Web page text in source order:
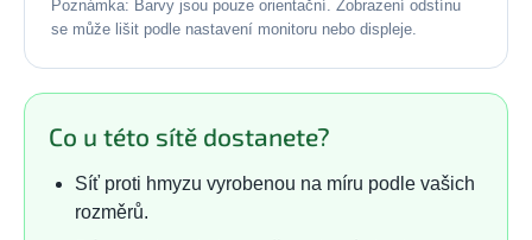
Poznámka: Barvy jsou pouze orientační. Zobrazení odstínu
se může lišit podle nastavení monitoru nebo displeje.
Co u této sítě dostanete?
Síť proti hmyzu vyrobenou na míru podle vašich
rozměrů.